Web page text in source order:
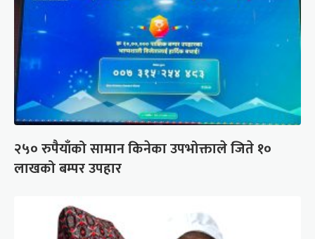
२५० रुपैयाँको सामान किनेका उपभोक्ताले जिते १०
लाखको बम्पर उपहार